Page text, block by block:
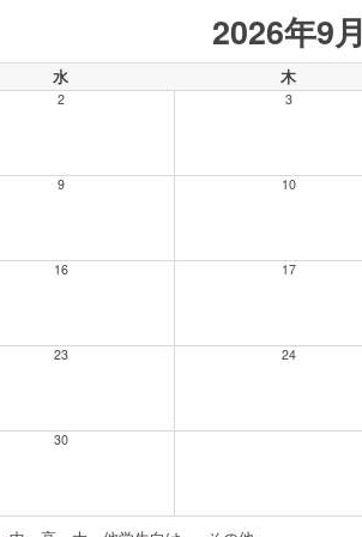
2026年9月
水 木
2 3
9 10
16 17
23 24
30